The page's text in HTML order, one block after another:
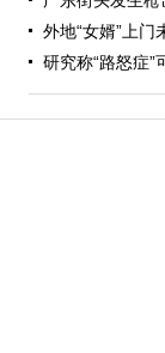
外地“女婿”上
研究称“路怒症”